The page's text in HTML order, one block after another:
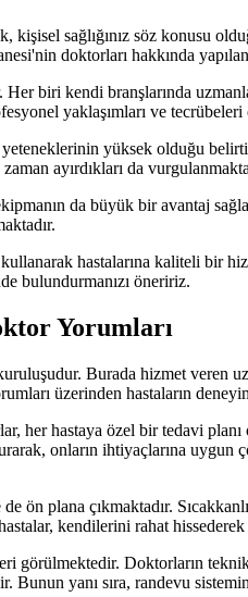
sağlığınız söz konusu
doktorları hakkında
biri kendi branşlarında
yaklaşımları ve
yüksek olduğu
ayırdıkları da
da büyük bir avantaj
hastalarına kaliteli bir
bulundurmanızı öneririz.
Yorumları
Burada hizmet veren
üzerinden hastaların
her hastaya özel bir tedavi
onların ihtiyaçlarına uygun
plana çıkmaktadır.
kendilerini rahat
Doktorların
yanı sıra, randevu